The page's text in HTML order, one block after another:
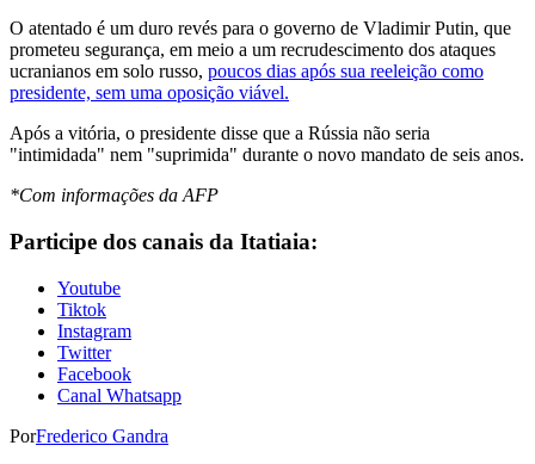
O atentado é um duro revés para o governo de Vladimir Putin, que
prometeu segurança, em meio a um recrudescimento dos ataques
ucranianos em solo russo, poucos dias após sua reeleição como
presidente, sem uma oposição viável.
Após a vitória, o presidente disse que a Rússia não seria
"intimidada" nem "suprimida" durante o novo mandato de seis anos.
*Com informações da AFP
Participe dos canais da Itatiaia:
Youtube
Tiktok
Instagram
Twitter
Facebook
Canal Whatsapp
PorFrederico Gandra